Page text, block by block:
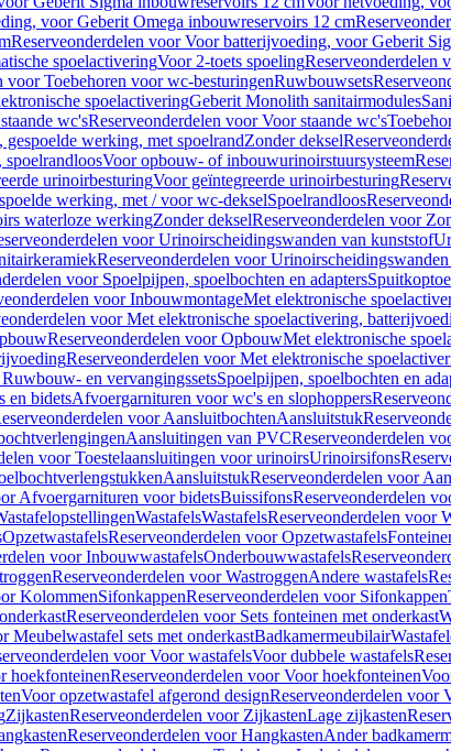
voor Geberit Omega inbouwreservoirs 12 cm
Reserveonderdelen voor Voor batterijvoeding, voor Geberit
spoelactiveringVoor 2-toets spoelingReserveonderdelen
voor Toebehoren voor wc-besturingenRuwbouwsets
spoelactiveringGeberit Monolith sanitairmodules
wc'sReserveonderdelen voor Voor staande wc's
werking, met spoelrandZonder deksel
Voor opbouw- of inbouwurinoirstuursysteem
urinoirbesturingVoor geïntegreerde urinoirbesturing
werking, met / voor wc-dekselSpoelrandloos
waterloze werkingZonder dekselReserveonderdelen voor
voor Urinoirscheidingswanden van kunststof
Reserveonderdelen voor
voor Spoelpijpen, spoelbochten en adapters
voor InbouwmontageMet elektronische
voor Met elektronische spoelactivering,
Reserveonderdelen voor OpbouwMet elektronische
Reserveonderdelen voor Met elektronische
en vervangingssetsSpoelpijpen, spoelbochten en
en bidetsAfvoergarnituren voor wc's en slophoppers
voor AansluitbochtenAansluitstuk
Aansluitingen van PVCReserveonderdelen
voor Toestelaansluitingen voor urinoirsUrinoirsifons
AansluitstukReserveonderdelen voor
Afvoergarnituren voor bidetsBuissifonsReserveonderdelen
WastafelsWastafelsReserveonderdelen voor
OpzetwastafelsReserveonderdelen voor Opzetwastafels
voor InbouwwastafelsOnderbouwwastafels
Reserveonderdelen voor WastroggenAndere wastafels
KolommenSifonkappenReserveonderdelen voor Sifonkappen
Reserveonderdelen voor Sets fonteinen met onderkast
Meubelwastafel sets met onderkastBadkamermeubilair
voor Voor wastafelsVoor dubbele wastafels
hoekfonteinenReserveonderdelen voor Voor hoekfonteinen
Voor opzetwastafel afgerond designReserveonderdelen voor
ZijkastenReserveonderdelen voor ZijkastenLage zijkasten
Reserveonderdelen voor HangkastenAnder